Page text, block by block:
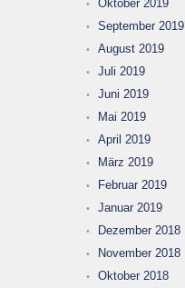
Oktober 2019
September 2019
August 2019
Juli 2019
Juni 2019
Mai 2019
April 2019
März 2019
Februar 2019
Januar 2019
Dezember 2018
November 2018
Oktober 2018